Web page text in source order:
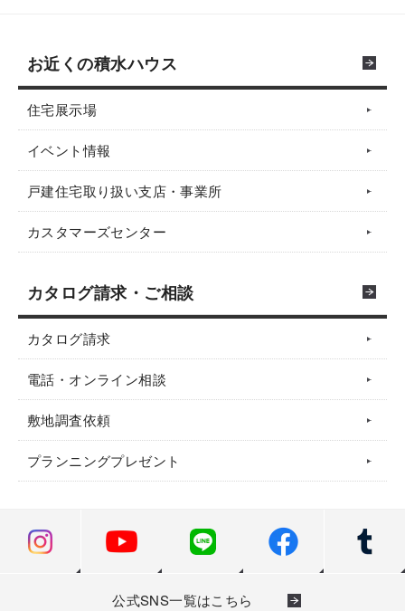
お近くの積水ハウス
住宅展示場
イベント情報
戸建住宅取り扱い支店・事業所
カスタマーズセンター
カタログ請求・ご相談
カタログ請求
電話・オンライン相談
敷地調査依頼
プランニングプレゼント
公式SNS一覧はこちら